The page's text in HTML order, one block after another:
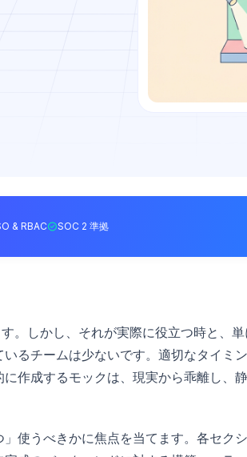
& RBAC SOC 2 準拠
。しかし、それが実際に役立つ時と、
るチームは少ないです。適切なタイミ
作成するモックは、現実から乖離し、
使うべきかに焦点を当てます。各セク